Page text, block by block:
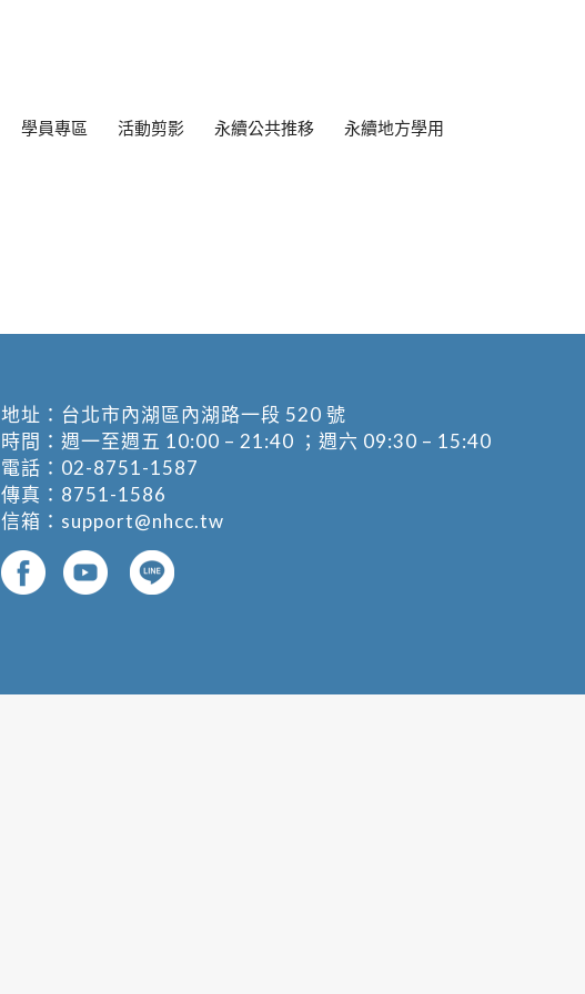
學員專區 活動剪影 永續公共推移 永續地方學用
地址： 台北市內湖區內湖路一段 520 號
時間：週一至週五 10:00 – 21:40 ；週六 09:30 – 15:40
電話： 02-8751-1587
傳真：8751-1586
信箱： support@nhcc.tw